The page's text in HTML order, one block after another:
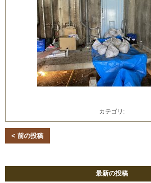
カテゴリ:
< 前の投稿
最新の投稿